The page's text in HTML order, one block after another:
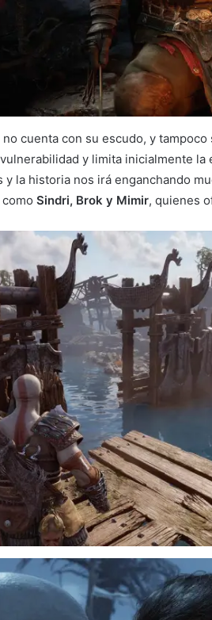
cuenta con su escudo, y
y limita inicialmente
la historia nos irá enganchando
Sindri, Brok y Mimir, quienes